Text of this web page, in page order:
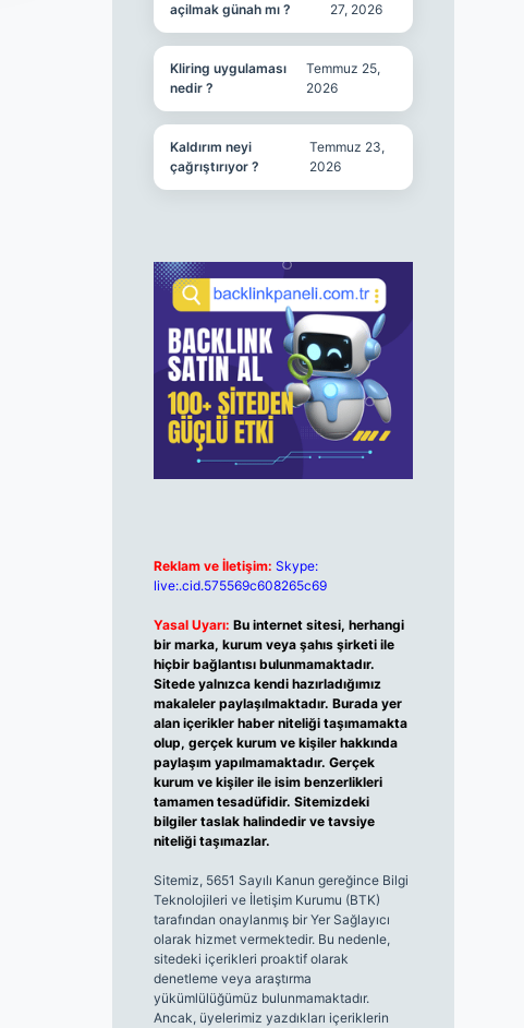
açilmak günah mı ?
27, 2026
Kliring uygulaması
nedir ?
Temmuz 25,
2026
Kaldırım neyi
çağrıştırıyor ?
Temmuz 23,
2026
Reklam ve İletişim: Skype:
live:.cid.575569c608265c69
Yasal Uyarı: Bu internet sitesi, herhangi
bir marka, kurum veya şahıs şirketi ile
hiçbir bağlantısı bulunmamaktadır.
Sitede yalnızca kendi hazırladığımız
makaleler paylaşılmaktadır. Burada yer
alan içerikler haber niteliği taşımamakta
olup, gerçek kurum ve kişiler hakkında
paylaşım yapılmamaktadır. Gerçek
kurum ve kişiler ile isim benzerlikleri
tamamen tesadüfidir. Sitemizdeki
bilgiler taslak halindedir ve tavsiye
niteliği taşımazlar.
Sitemiz, 5651 Sayılı Kanun gereğince Bilgi
Teknolojileri ve İletişim Kurumu (BTK)
tarafından onaylanmış bir Yer Sağlayıcı
olarak hizmet vermektedir. Bu nedenle,
sitedeki içerikleri proaktif olarak
denetleme veya araştırma
yükümlülüğümüz bulunmamaktadır.
Ancak, üyelerimiz yazdıkları içeriklerin